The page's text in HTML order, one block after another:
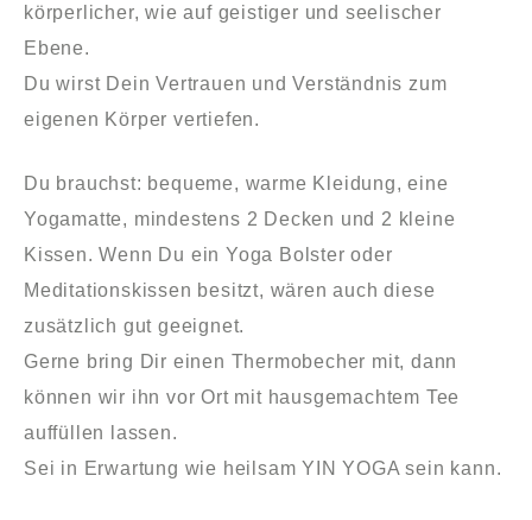
körperlicher, wie auf geistiger und seelischer
Ebene.
Du wirst Dein Vertrauen und Verständnis zum
eigenen Körper vertiefen.
Du brauchst: bequeme, warme Kleidung, eine
Yogamatte, mindestens 2 Decken und 2 kleine
Kissen. Wenn Du ein Yoga Bolster oder
Meditationskissen besitzt, wären auch diese
zusätzlich gut geeignet.
Gerne bring Dir einen Thermobecher mit, dann
können wir ihn vor Ort mit hausgemachtem Tee
auffüllen lassen.
Sei in Erwartung wie heilsam YIN YOGA sein kann.